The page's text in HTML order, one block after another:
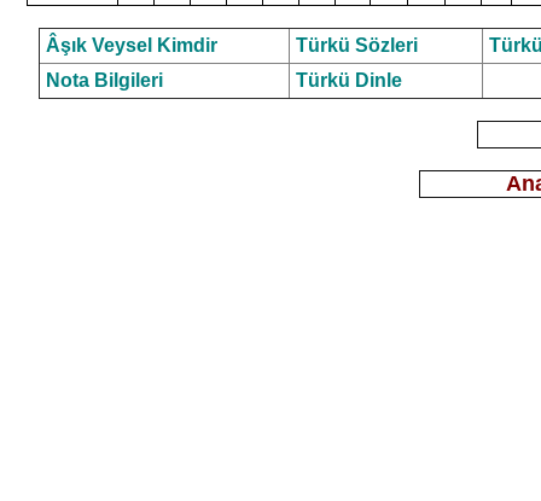
Âşık Veysel Kimdir Türkü Sözleri
Nota Bilgileri
Türkü Dinle